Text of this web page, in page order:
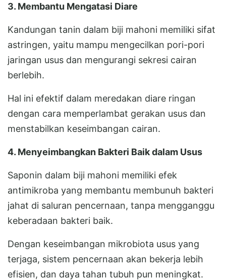
3. Membantu Mengatasi Diare
Kandungan tanin dalam biji mahoni memiliki sifat
astringen, yaitu mampu mengecilkan pori-pori
jaringan usus dan mengurangi sekresi cairan
berlebih.
Hal ini efektif dalam meredakan diare ringan
dengan cara memperlambat gerakan usus dan
menstabilkan keseimbangan cairan.
4. Menyeimbangkan Bakteri Baik dalam Usus
Saponin dalam biji mahoni memiliki efek
antimikroba yang membantu membunuh bakteri
jahat di saluran pencernaan, tanpa mengganggu
keberadaan bakteri baik.
Dengan keseimbangan mikrobiota usus yang
terjaga, sistem pencernaan akan bekerja lebih
efisien, dan daya tahan tubuh pun meningkat.